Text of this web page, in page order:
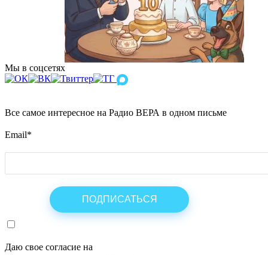
Мы в соцсетях
Все самое интересное на Радио ВЕРА в одном письме
Email*
Даю свое согласие на